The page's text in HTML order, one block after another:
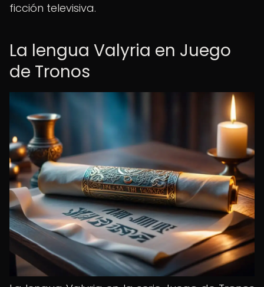
ficción televisiva.
La lengua Valyria en Juego
de Tronos